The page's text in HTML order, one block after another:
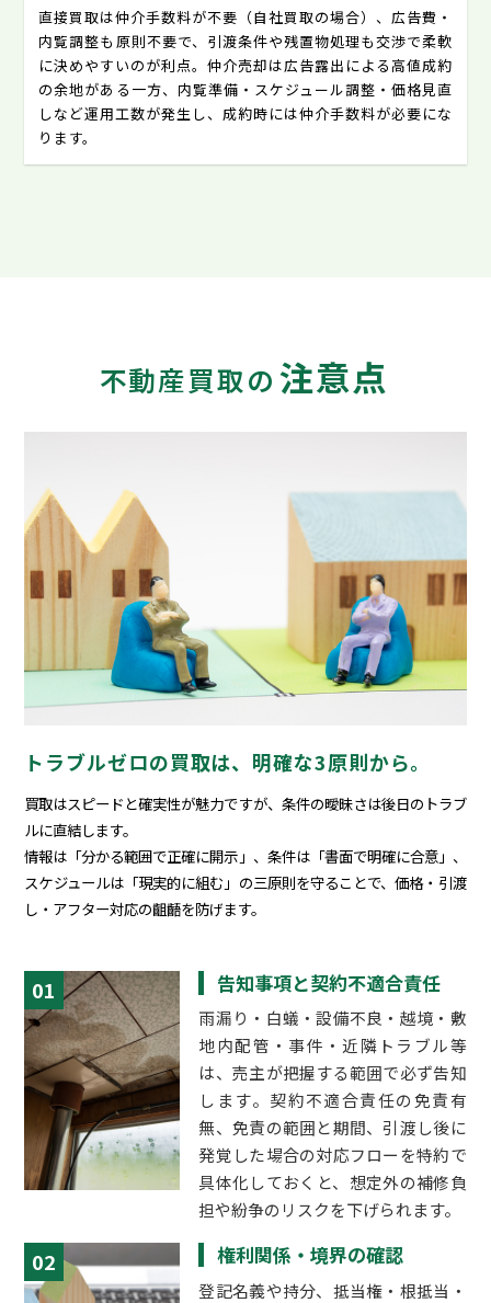
直接買取は仲介手数料が不要（自社買取の場合）、広告費・
内覧調整も原則不要で、引渡条件や残置物処理も交渉で柔軟
に決めやすいのが利点。仲介売却は広告露出による高値成約
の余地がある一方、内覧準備・スケジュール調整・価格見直
しなど運用工数が発生し、成約時には仲介手数料が必要にな
ります。
不動産買取の 注意点
トラブルゼロの買取は、明確な3原則から。
買取はスピードと確実性が魅力ですが、条件の曖昧さは後日のトラブ
ルに直結します。
情報は「分かる範囲で正確に開示」、条件は「書面で明確に合意」、
スケジュールは「現実的に組む」の三原則を守ることで、価格・引渡
し・アフター対応の齟齬を防げます。
01 告知事項と契約不適合責任
雨漏り・白蟻・設備不良・越境・敷
地内配管・事件・近隣トラブル等
は、売主が把握する範囲で必ず告知
します。契約不適合責任の免責有
無、免責の範囲と期間、引渡し後に
発覚した場合の対応フローを特約で
具体化しておくと、想定外の補修負
担や紛争のリスクを下げられます。
02 権利関係・境界の確認
登記名義や持分、抵当権・根抵当・